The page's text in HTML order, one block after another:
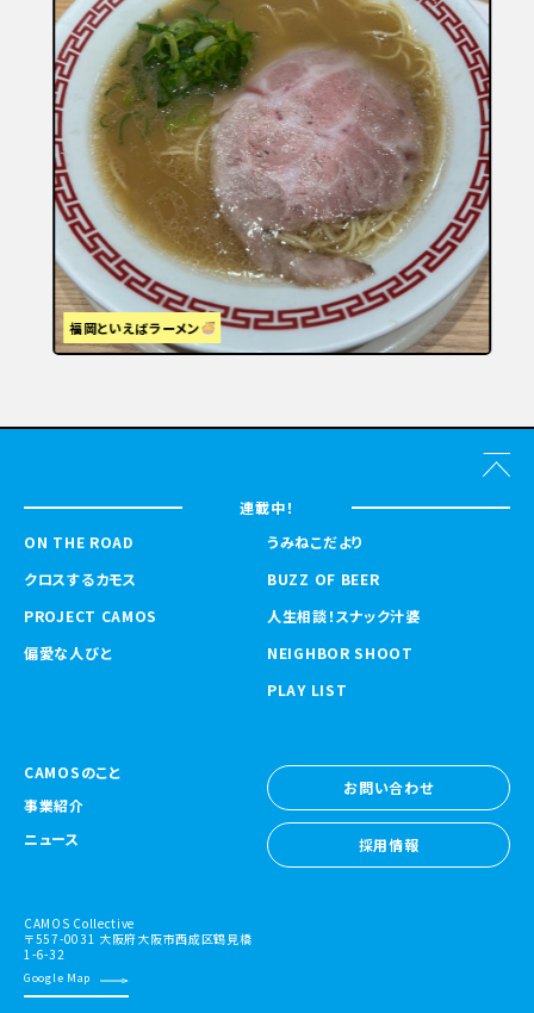
福岡といえばラーメン
連載中！
ON THE ROAD
クロスするカモス
PROJECT CAMOS
偏愛な人びと
うみねこだより
BUZZ OF BEER
人生相談！スナック汁婆
NEIGHBOR SHOOT
PLAY LIST
CAMOSのこと
事業紹介
ニュース
お問い合わせ
お問い合わせ
採用情報
CAMOS Collective
〒557-0031 大阪府大阪市西成区鶴見橋
1-6-32
Google Map